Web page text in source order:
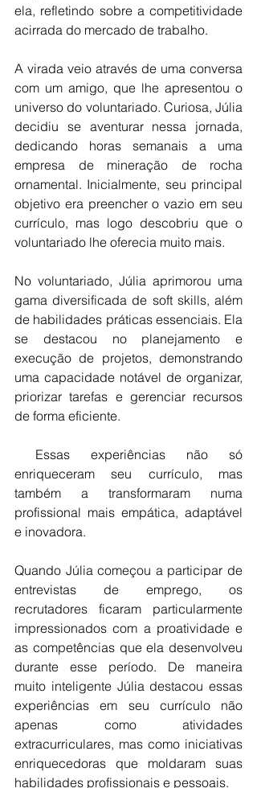
ela, refletindo sobre a competitividade
acirrada do mercado de trabalho.
A virada veio através de uma conversa
com um amigo, que lhe apresentou o
universo do voluntariado. Curiosa, Júlia
decidiu se aventurar nessa jornada,
dedicando horas semanais a uma
empresa de mineração de rocha
ornamental. Inicialmente, seu principal
objetivo era preencher o vazio em seu
currículo, mas logo descobriu que o
voluntariado lhe oferecia muito mais.
No voluntariado, Júlia aprimorou uma
gama diversificada de soft skills, além
de habilidades práticas essenciais. Ela
se destacou no planejamento e
execução de projetos, demonstrando
uma capacidade notável de organizar,
priorizar tarefas e gerenciar recursos
de forma eficiente.
enriqueceram seu currículo, mas
também a transformaram numa
profissional mais empática, adaptável
e inovadora.
Quando Júlia começou a participar de
entrevistas de emprego, os
recrutadores ficaram particularmente
impressionados com a proatividade e
as competências que ela desenvolveu
durante esse período. De maneira
muito inteligente Júlia destacou essas
experiências em seu currículo não
apenas como atividades
extracurriculares, mas como iniciativas
enriquecedoras que moldaram suas
habilidades profissionais e pessoais.